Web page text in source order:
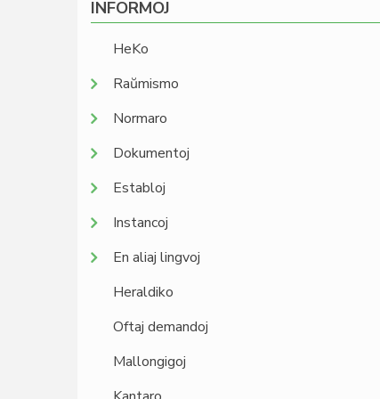
INFORMOJ
HeKo
Raŭmismo
Normaro
Dokumentoj
Establoj
Instancoj
En aliaj lingvoj
Heraldiko
Oftaj demandoj
Mallongigoj